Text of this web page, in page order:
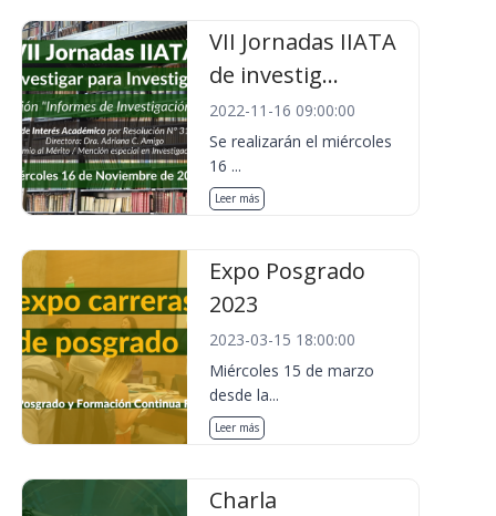
VII Jornadas IIATA
de investig...
2022-11-16 09:00:00
Se realizarán el miércoles
16 ...
Leer más
Expo Posgrado
2023
2023-03-15 18:00:00
Miércoles 15 de marzo
desde la...
Leer más
Charla